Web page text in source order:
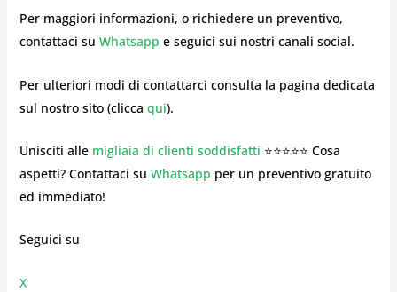
Per maggiori informazioni, o richiedere un preventivo,
contattaci su Whatsapp e seguici sui nostri canali social.
Per ulteriori modi di contattarci consulta la pagina dedicata
sul nostro sito (clicca qui).
Unisciti alle migliaia di clienti soddisfatti ⭐⭐⭐⭐⭐ Cosa
aspetti? Contattaci su Whatsapp per un preventivo gratuito
ed immediato!
Seguici su
X